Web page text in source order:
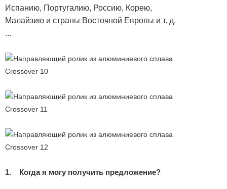
Испанию, Португалию, Россию, Корею,
Малайзию и страны Восточной Европы и т. д.
...
1. Когда я могу получить предложение?